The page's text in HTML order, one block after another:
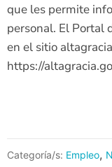
que les permite
personal. El Portal
en el sitio
https://
Categoría/s: Empleo,